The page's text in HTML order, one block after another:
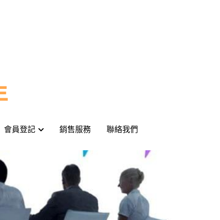
會員登記 銷售服務 聯絡我們
會員登記 銷售服務 聯絡我們